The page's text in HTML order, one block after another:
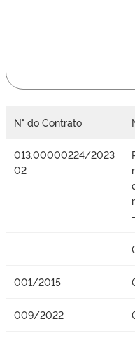
N° do Contrato
013.00000224/2023
02
001/2015
009/2022